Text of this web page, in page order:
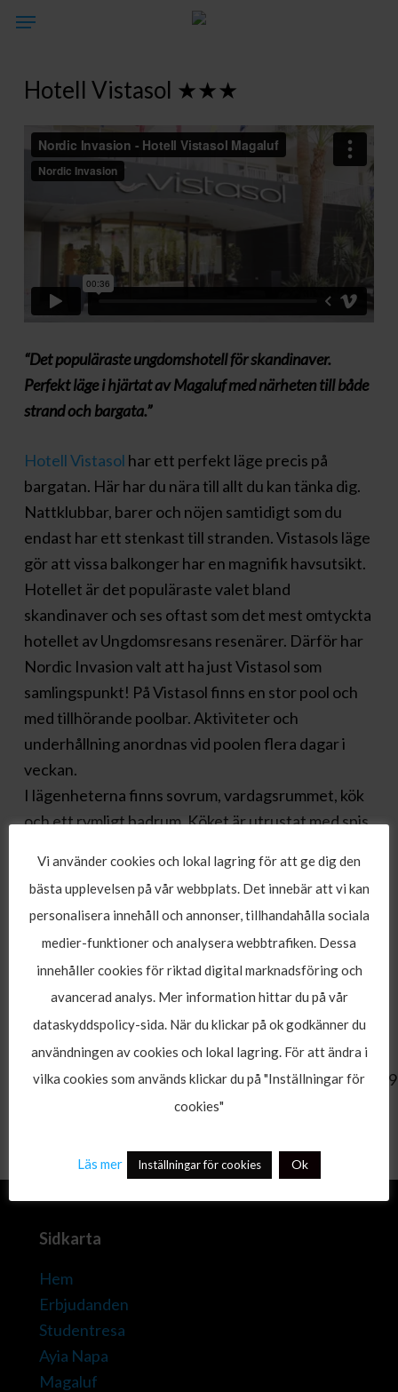
Skip
content
Menu
Hotell Vistasol ★★★
“Det populäraste ungdomshotell för skandinaver.
Perfekt läge i hjärtat av Magaluf med närheten till både
strand och bargata.”
Hotell Vistasol har ett perfekt läge precis på
bargatan. Här har du nära till allt du kan tänka dig.
Nattklubbar, barer och nöjen samtidigt som du
endast har ett stenkast till stranden. Vistasols läge
gör att vissa balkonger har en magnifik havsutsikt.
Hotellet är det populäraste valet bland
skandinaver och ses oftast som det mest omtyckta
hotellet av Ungdomsresans resenärer. Därför har
Nordic Invasion valt att ha just Vistasol som
samlingspunkt! På Vistasol finns en stor pool och
med tillhörande poolbar. Aktiviteter och
underhållning anordnas vid poolen flera dagar i
veckan.
I lägenheterna finns sovrum, vardagsrummet, kök
och ett rymligt badrum. Köket är utrustat med spis,
och rymligt med dusch/badkar. Hårtork finns. TV
finns i varje lägenhet och kassaskåp finns mot en
mindre avgift. Städning sker 3 gånger/vecka.
Rummen är för 4 personer. Det finns även ett fåtal
rum för 6 personer.
Läs om fler hotell i magaluf här!
[rd_images_carousel
nav_style=”hover_nav_style”
Sidkarta
Hem
Erbjudanden
Studentresa
Ayia Napa
Magaluf
Vi använder cookies och lokal lagring för att ge dig den
bästa upplevelsen på vår webbplats. Det innebär att vi kan
personalisera innehåll och annonser, tillhandahålla sociala
medier-funktioner och analysera webbtrafiken. Dessa
innehåller cookies för riktad digital marknadsföring och
avancerad analys. Mer information hittar du på vår
dataskyddspolicy-sida. När du klickar på ok godkänner du
användningen av cookies och lokal lagring. För att ändra i
vilka cookies som används klickar du på "Inställningar för
cookies"
Läs mer Inställningar för cookies Ok